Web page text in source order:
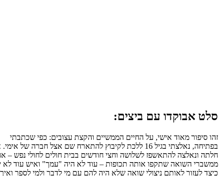
אבוקדו עם ביצים:
סיפור מאוד אישי, על החיים הממשיים והקצת עצובים: כפי שכתבתי
בפתיחה, נאלצתי בגיל 16 ללכת לקיבוץ להתארח שם אצל חברה של אימי. אימי
ונאלצה להתאשפז לשלושה וחצי חודשים בבית חולים לחולי נפש – אחד
השואה שתקפו אותה תכופות – עוד לא היה "עמך" ואיש עוד לא ידע
לעזור לאותם ניצולי שואה שלא היה להם עם מי לדבר ולמי לספר ואיך